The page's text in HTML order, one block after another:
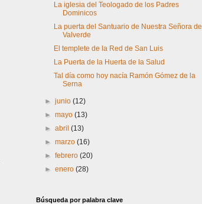
La iglesia del Teologado de los Padres
Dominicos
La puerta del Santuario de Nuestra Señora de
Valverde
El templete de la Red de San Luis
La Puerta de la Huerta de la Salud
Tal día como hoy nacía Ramón Gómez de la
Serna
►junio(12)
►mayo(13)
►abril(13)
►marzo(16)
►febrero(20)
►enero(28)
Búsqueda por palabra clave